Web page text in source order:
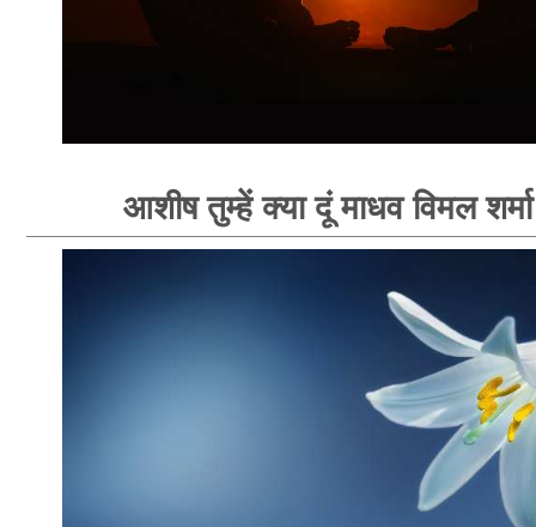
आशीष तुम्हें क्या दूं माधव विमल